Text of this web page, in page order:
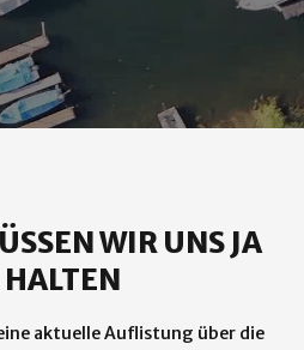
WIR UNS JA
HALTEN
aktuelle Auflistung über die